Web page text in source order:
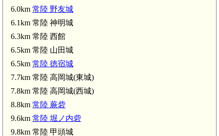
常陸 札城(4.9km)
6.0km 常陸 野友城
6.1km 常陸 神明城
6.3km 常陸 西館
6.5km 常陸 山田城
6.5km 常陸 徳宿城
7.7km 常陸 高岡城(東城)
7.8km 常陸 高岡城(西城)
8.8km 常陸 蕨砦
9.6km 常陸 堀ノ内砦
9.8km 常陸 甲頭城